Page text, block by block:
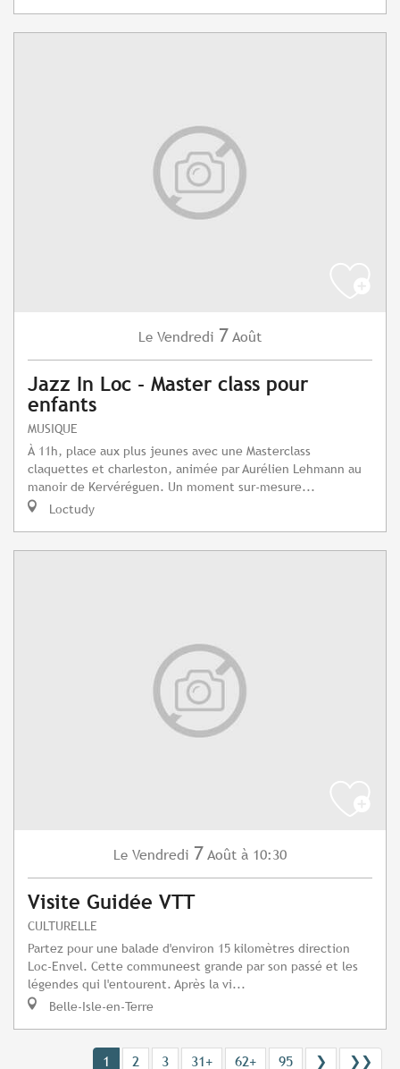
Le Vendredi 7 Août
Jazz In Loc - Master class pour
enfants
MUSIQUE
À 11h, place aux plus jeunes avec une Masterclass
claquettes et charleston, animée par Aurélien Lehmann au
manoir de Kervéréguen. Un moment sur-mesure...
Loctudy
Le Vendredi 7 Août à 10:30
Visite Guidée VTT
CULTURELLE
Partez pour une balade d'environ 15 kilomètres direction
Loc-Envel. Cette communeest grande par son passé et les
légendes qui l'entourent. Après la vi...
Belle-Isle-en-Terre
1 2 3 31+ 62+ 95 ❯ ❯❯